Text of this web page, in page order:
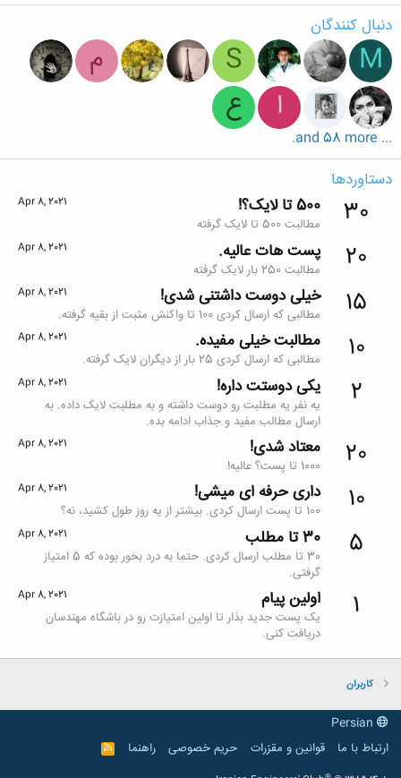
دنبال کنندگان
M
S
م
ا
ع
... and 58 more.
دستاوردها
30
Apr 8, 2021 500 تا لایک؟!
مطالبت 500 تا لایک گرفته
20
Apr 8, 2021 پست هات عالیه.
مطالبت 250 بار لایک گرفته
15
Apr 8, 2021 خیلی دوست داشتنی شدی!
مطالبی که ارسال کردی 100 تا واکنش مثبت از بقیه گرفته.
10
Apr 8, 2021 مطالبت خیلی مفیده.
مطالبی که ارسال کردی 25 بار از دیگران لایک گرفته.
2
Apr 8, 2021 یکی دوستت داره!
یه نفر یه مطلبت رو دوست داشته و به مطلبت لایک داده. به
ارسال مطالب مفید و جذاب ادامه بده.
20
Apr 8, 2021 معتاد شدی!
1000 تا پست؟ عالیه!
10
Apr 8, 2021 داری حرفه ای میشی!
100 تا پست ارسال کردی. بیشتر از یه روز طول کشید، نه؟
5
Apr 8, 2021 30 تا مطلب
30 تا مطلب ارسال کردی. حتما به درد بخور بوده که 5 امتیاز
گرفتی.
1
Apr 8, 2021 اولین پیام
یک پست جدید بذار تا اولین امتیازت رو در باشگاه مهندسان
دریافت کنی.
کاربران
ارتباط با ما
قوانین و مقرّرات حریم خصوصی راهنما
R
S